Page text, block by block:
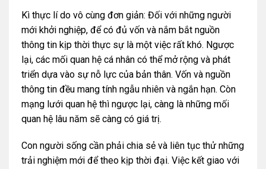
Kì thực lí do vô cùng đơn giản: Đối với những người
mới khởi nghiệp, để có đủ vốn và nắm bắt nguồn
thông tin kịp thời thực sự là một việc rất khó. Ngược
lại, các mối quan hệ cá nhân có thể mở rộng và phát
triển dựa vào sự nỗ lực của bản thân. Vốn và nguồn
thông tin đều mang tính ngẫu nhiên và ngắn hạn. Còn
mạng lưới quan hệ thì ngược lại, càng là những mối
quan hệ lâu năm sẽ càng có giá trị.
Con người sống cần phải chia sẻ và liên tục thử những
trải nghiệm mới để theo kịp thời đại. Việc kết giao với